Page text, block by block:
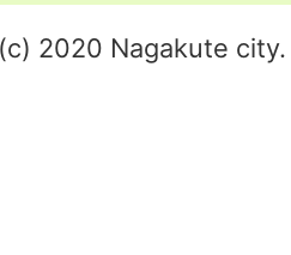
2020 Nagakute